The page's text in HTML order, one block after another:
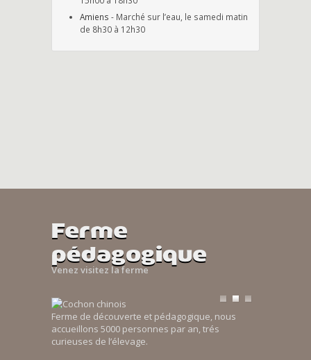
Amiens - Marché sur l’eau, le samedi matin
de 8h30 à 12h30
Ferme
pédagogique
Venez visitez la ferme
Ferme de découverte et pédagogique, nous
accueillons 5000 personnes par an, trés
curieuses de l’élevage.